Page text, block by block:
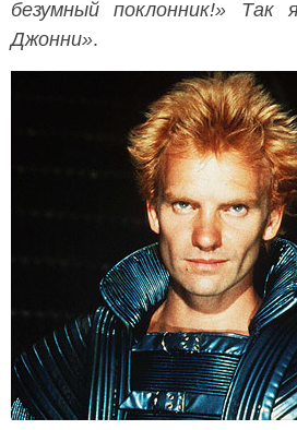
безумный поклонник!» Так
Джонни».